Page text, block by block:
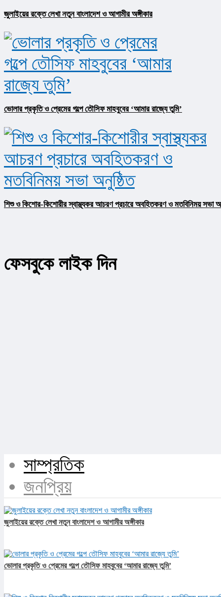
জুলাইয়ের রক্তে লেখা নতুন বাংলাদেশ ও আগামীর অঙ্গীকার​
ভোলার প্রকৃতি ও প্রেমের গল্পে তৌসিফ মাহবুবের ‘আমার রাজ্যে তুমি’
শিশু ও কিশোর-কিশোরীর স্বাস্থ্যকর আচরণ প্রচারে অবহিতকরণ ও মতবিনিময় সভা
ফেসবুকে লাইক দিন
সাম্প্রতিক
জনপ্রিয়
জুলাইয়ের রক্তে লেখা নতুন বাংলাদেশ ও আগামীর অঙ্গীকার​
ভোলার প্রকৃতি ও প্রেমের গল্পে তৌসিফ মাহবুবের ‘আমার রাজ্যে তুমি’